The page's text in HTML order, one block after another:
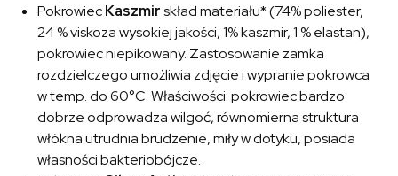
PokrowiecKaszmirskład materiału* (74% poliester,
24 % viskoza wysokiej jakości, 1% kaszmir, 1 % elastan),
pokrowiec niepikowany. Zastosowanie zamka
rozdzielczego umożliwia zdjęcie i wypranie pokrowca
w temp. do 60°C. Właściwości: pokrowiec bardzo
dobrze odprowadza wilgoć, równomierna struktura
włókna utrudnia brudzenie, miły w dotyku, posiada
własności bakteriobójcze.